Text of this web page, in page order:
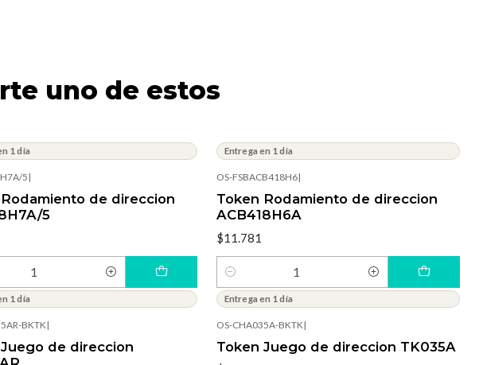
uno de estos
1 día
5 |
de direccion
5
Entrega en 1 día
OS-FSBACB418H6|
Token Rodamiento de direccion
ACB418H6A
$11.781
Cantidad
1 día
BKTK|
de direccion
Entrega en 1 día
OS-CHA035A-BKTK |
Token Juego de direccion TK035A